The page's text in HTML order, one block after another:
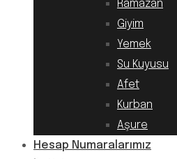
Ramazan
Giyim
Yemek
Su Kuyusu
Afet
Kurban
Aşure
Hesap Numaralarımız